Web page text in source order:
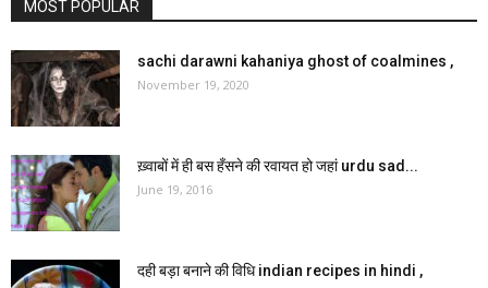
MOST POPULAR
sachi darawni kahaniya ghost of coalmines ,
November 19, 2020
ख़्वाबों में ही बस हँसने की रवायत हो जहां urdu sad...
June 19, 2016
दही बड़ा बनाने की विधि indian recipes in hindi ,